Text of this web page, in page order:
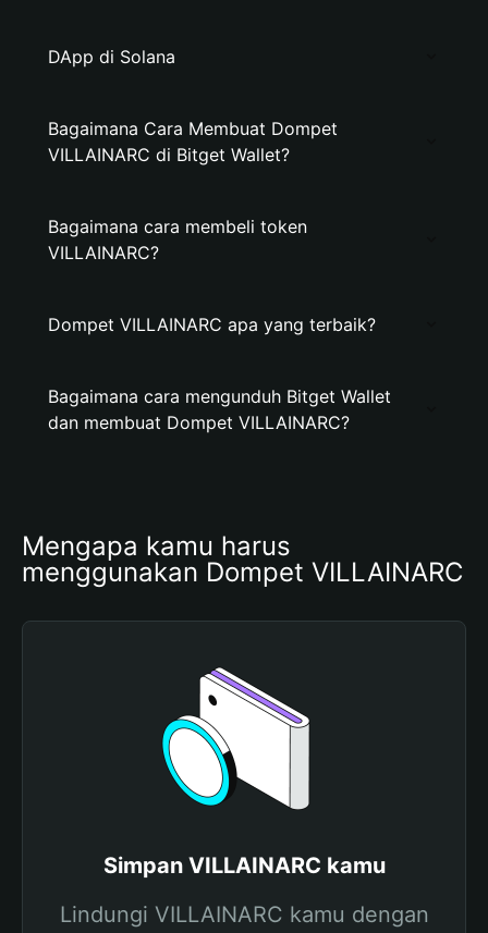
DApp di Solana
Bagaimana Cara Membuat Dompet
VILLAINARC di Bitget Wallet?
Bagaimana cara membeli token
VILLAINARC?
Dompet VILLAINARC apa yang terbaik?
Bagaimana cara mengunduh Bitget Wallet
dan membuat Dompet VILLAINARC?
Mengapa kamu harus
menggunakan Dompet VILLAINARC
Simpan VILLAINARC kamu
Lindungi VILLAINARC kamu dengan